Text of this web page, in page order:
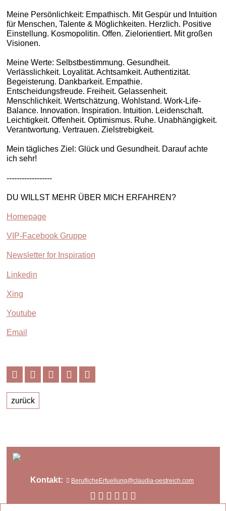
Meine Persönlichkeit: Empathisch. Mit Gespür und Intuition
für Menschen, Talente & Möglichkeiten. Herzlich. Positive
Einstellung. Kosmopolitin. Offen. Zielorientiert. Mit großen
Visionen.
Meine Werte: Selbstbestimmung. Gesundheit.
Verlässlichkeit. Loyalität. Achtsamkeit. Authentizität.
Begeisterung. Dankbarkeit. Empathie.
Entscheidungsfreude. Freiheit. Gelassenheit.
Menschlichkeit. Wertschätzung. Wohlstand. Work-Life-
Balance. Innovation. Inspiration. Intuition. Leidenschaft.
Leichtigkeit. Offenheit. Optimismus. Ruhe. Unabhängigkeit.
Verantwortung. Vertrauen. Zielstrebigkeit.
Mein tägliches Ziel: Glück und Gesundheit. Darauf achte
ich sehr!
------------------
DU WILLST MEHR ÜBER MICH ERFAHREN?
Homepage
VIP-Facebook Gruppe
Newsletter for Inspiration
Linkedin
Xing
Youtube
Email
zurück
Kontakt: BeruflicheErfuellung@claudia-oestreich.com